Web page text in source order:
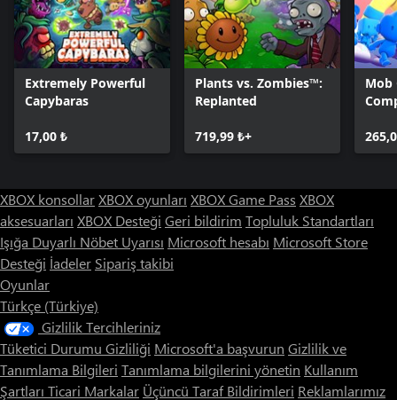
Extremely Powerful
Capybaras
17,00 ₺
Plants vs. Zombies™:
Replanted
719,99 ₺+
Mob
XBOX konsollarXBOX oyunları XBOX Game Pass XBOX
aksesuarları XBOX Desteği Geri bildirim Topluluk Standartları
Işığa Duyarlı Nöbet Uyarısı Microsoft hesabı Microsoft Store
Desteği İadeler Sipariş takibi
Oyunlar
Türkçe (Türkiye)
Gizlilik Tercihleriniz
Tüketici Durumu Gizliliği Microsoft'a başvurun Gizlilik ve
Tanımlama Bilgileri Tanımlama bilgilerini yönetin Kullanım
Şartları Ticari Markalar Üçüncü Taraf Bildirimleri Reklamlarımız